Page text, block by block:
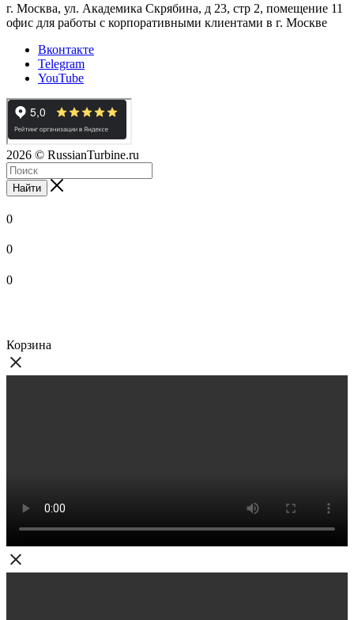
г. Москва, ул. Академика Скрябина, д 23, стр 2, помещение 11
офис для работы с корпоративными клиентами в г. Москве
Вконтакте
Telegram
YouTube
2026 © RussianTurbine.ru
Найти
0
0
0
Корзина